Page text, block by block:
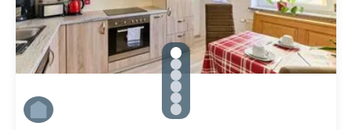
gallery.slide_selector
Zu Slide 1 wechseln
Zu Slide 2 wechseln
Zu Slide 3 wechseln
Zu Slide 4 wechseln
Zu Slide 5 wechseln
Zu Slide 6 wechseln